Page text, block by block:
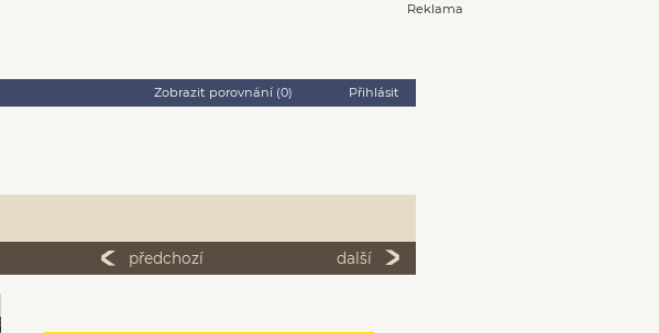
Reklama
Zobrazit porovnání (0) Přihlásit
předchozí další